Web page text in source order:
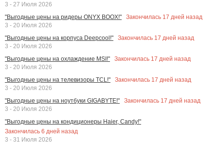
3 - 27 Июля 2026
"Выгодные цены на ридеры ONYX BOOX!"
Закончилась 17 дней назад
3 - 20 Июля 2026
"Выгодные цены на корпуса Deepcool!"
Закончилась 17 дней назад
3 - 20 Июля 2026
"Выгодные цены на охлаждение MSI!"
Закончилась 17 дней назад
3 - 20 Июля 2026
"Выгодные цены на телевизоры TCL!"
Закончилась 17 дней назад
3 - 20 Июля 2026
"Выгодные цены на ноутбуки GIGABYTE!"
Закончилась 17 дней назад
3 - 20 Июля 2026
"Выгодные цены на кондиционеры Haier, Candy!"
Закончилась 6 дней назад
3 - 31 Июля 2026